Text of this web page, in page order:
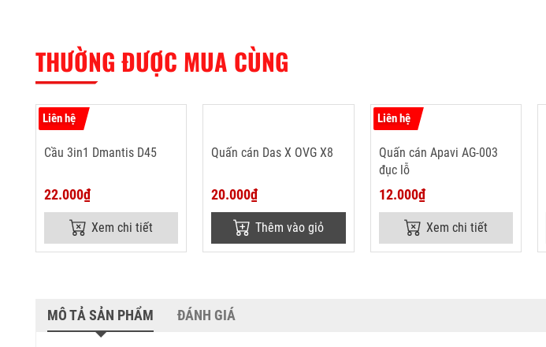
THƯỜNG ĐƯỢC MUA CÙNG
Liên hệ
Cầu 3in1 Dmantis D45
22.000₫
Xem chi tiết
Quấn cán Das X OVG X8
20.000₫
Thêm vào giỏ
Liên hệ
Quấn cán Apavi AG-003
đục lỗ
12.000₫
Xem chi tiết
MÔ TẢ SẢN PHẨM ĐÁNH GIÁ